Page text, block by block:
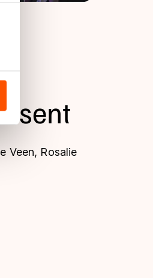
Veen, Rosalie